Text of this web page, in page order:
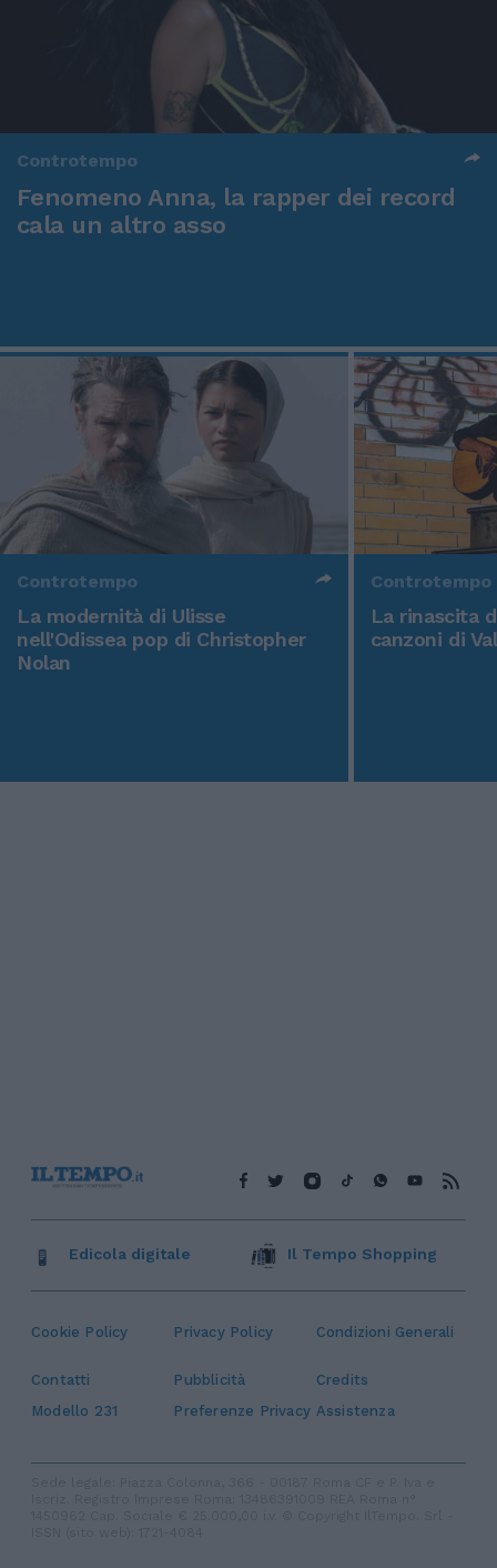
Controtempo
Fenomeno Anna, la rapper dei record
cala un altro asso
Controtempo
La modernità di Ulisse
nell'Odissea pop di Christopher
Nolan
Controtempo
La rinascita
canzoni di
Cookie Policy Privacy Policy Condizioni Generali
Contatti Pubblicità
Credits
Modello 231
Preferenze Privacy Assistenza
Edicola digitale Il Tempo Shopping